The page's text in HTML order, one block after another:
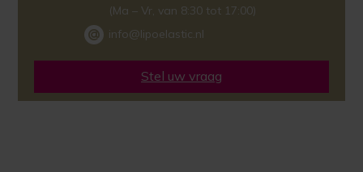
(Ma – Vr, van 8:30 tot 17:00)
info@lipoelastic.nl
Stel uw vraag